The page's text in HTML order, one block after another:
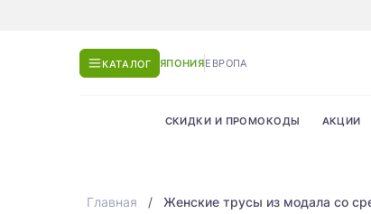
КАТАЛОГ ЯПОНИЯЕВРОПА
СКИДКИ И ПРОМОКОДЫ АКЦИИ
Главная Женские трусы из модала со